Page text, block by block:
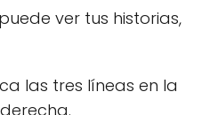
ver tus historias,
las tres líneas en la